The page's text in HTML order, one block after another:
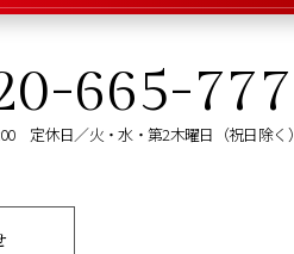
665-777
定休日／火・水・第2木曜日（祝日除く）